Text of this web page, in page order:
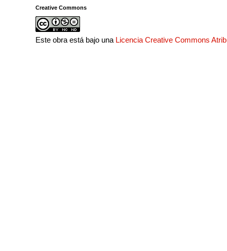
Creative Commons
Este obra está bajo una Licencia Creative Commons